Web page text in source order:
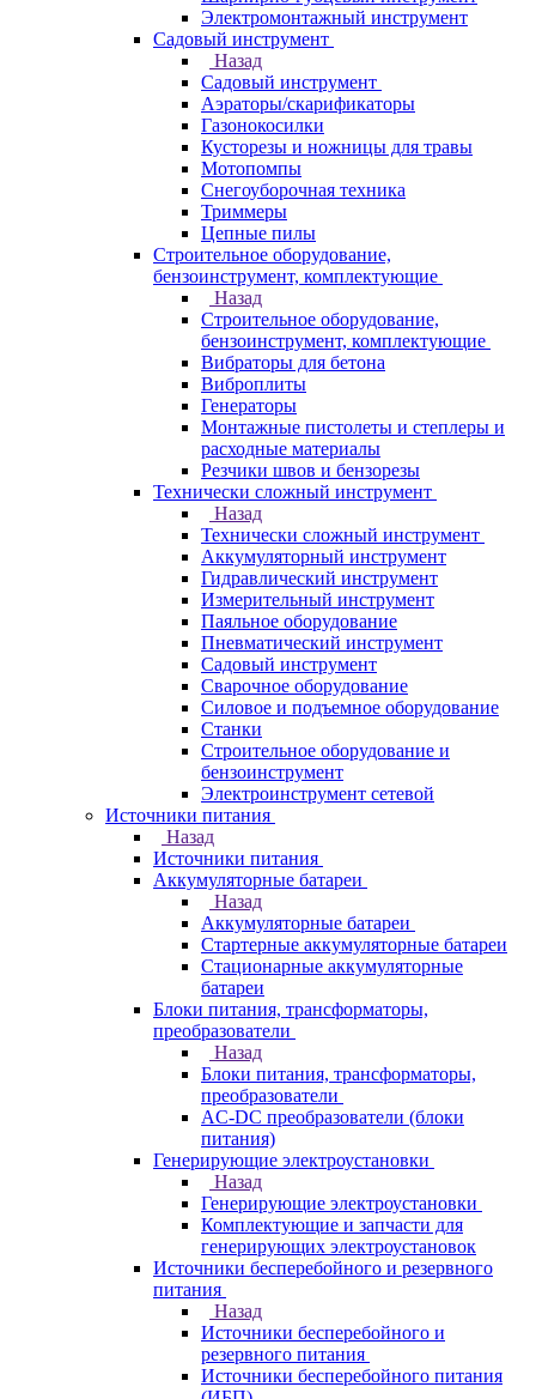
Электромонтажный инструмент
Садовый инструмент
Назад
Садовый инструмент
Аэраторы/скарификаторы
Газонокосилки
Кусторезы и ножницы для травы
Мотопомпы
Снегоуборочная техника
Триммеры
Цепные пилы
Строительное оборудование,
бензоинструмент, комплектующие
Назад
Строительное оборудование,
бензоинструмент, комплектующие
Вибраторы для бетона
Виброплиты
Генераторы
Монтажные пистолеты и степлеры и
расходные материалы
Резчики швов и бензорезы
Технически сложный инструмент
Назад
Технически сложный инструмент
Аккумуляторный инструмент
Гидравлический инструмент
Измерительный инструмент
Паяльное оборудование
Пневматический инструмент
Садовый инструмент
Сварочное оборудование
Силовое и подъемное оборудование
Станки
Строительное оборудование и
бензоинструмент
Электроинструмент сетевой
Источники питания
Назад
Источники питания
Аккумуляторные батареи
Назад
Аккумуляторные батареи
Стартерные аккумуляторные батареи
Стационарные аккумуляторные
батареи
Блоки питания, трансформаторы,
преобразователи
Назад
Блоки питания, трансформаторы,
преобразователи
AC-DC преобразователи (блоки
питания)
Генерирующие электроустановки
Назад
Генерирующие электроустановки
Комплектующие и запчасти для
генерирующих электроустановок
Источники бесперебойного и резервного
питания
Назад
Источники бесперебойного и
резервного питания
Источники бесперебойного питания